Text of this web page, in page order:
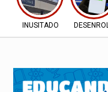
INUSITADO